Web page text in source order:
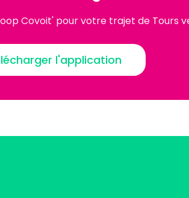
Covoit' pour votre trajet de Tours
l'application